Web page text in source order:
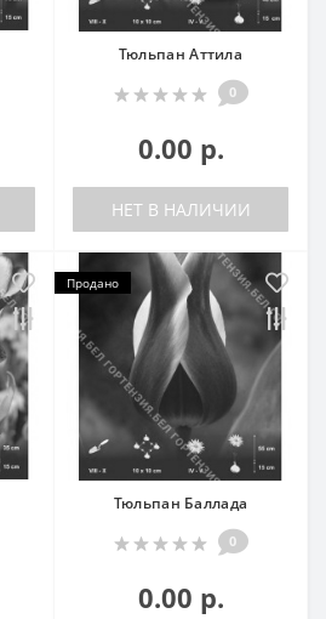
Тюльпан Аттила
0
0.00 р.
НЕТ В НАЛИЧИИ
Продано
Тюльпан Баллада
0
0.00 р.